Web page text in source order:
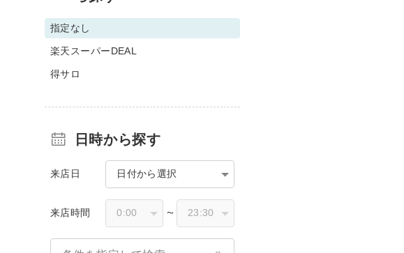
指定なし
楽天スーパーDEAL
得サロ
日時から探す
来店日 日付から選択
来店時間 〜